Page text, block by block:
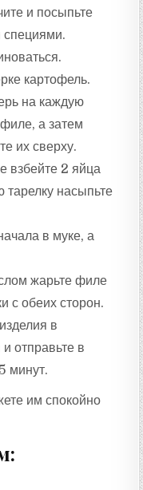
и посыпьте
картофель.
на каждую
а затем
их сверху.
взбейте 2 яйца
тарелку насыпьте
в муке, а
жарьте филе
с обеих сторон.
в
отправьте в
минут.
им спокойно